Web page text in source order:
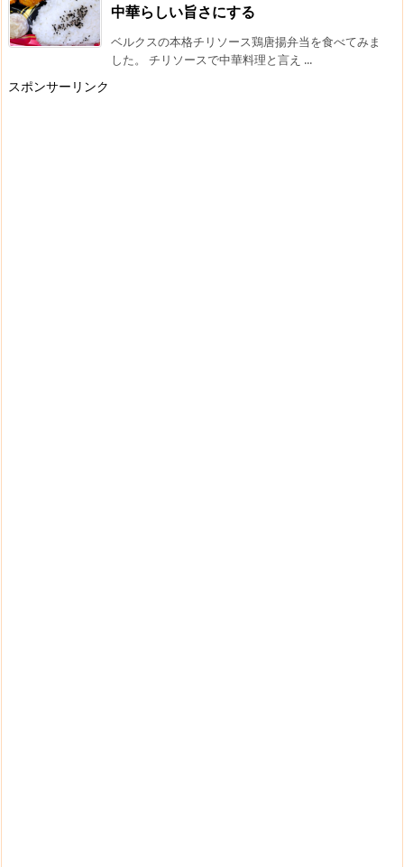
中華らしい旨さにする
ベルクスの本格チリソース鶏唐揚弁当を食べてみま
した。 チリソースで中華料理と言え ...
スポンサーリンク